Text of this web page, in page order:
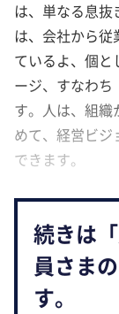
は、単なる息
は、会社から
ているよ、個と
ージ、すなわ
す。人は、組
めて、経営ビ
できます。
続きは
員さま
す。